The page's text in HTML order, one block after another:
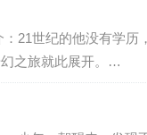
21世纪的他没有学
之旅就此展开。…